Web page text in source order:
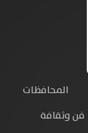
المحافظات
فن وثقافة